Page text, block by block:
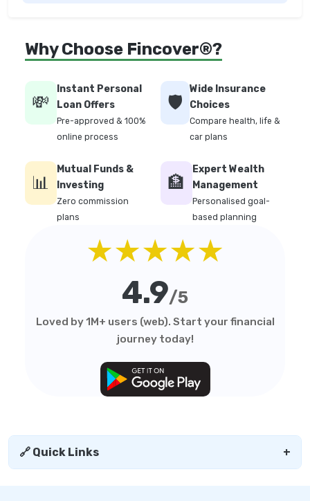
Why Choose Fincover®?
💸
Instant Personal
Loan Offers
Pre-approved & 100%
online process
🛡️
Wide Insurance
Choices
Compare health, life &
car plans
📊
Mutual Funds &
Investing
Zero commission
plans
🏦
Expert Wealth
Management
Personalised goal-
based planning
★★★★★
4.9/5
Loved by 1M+ users (web). Start your financial
journey today!
🔗 Quick Links +